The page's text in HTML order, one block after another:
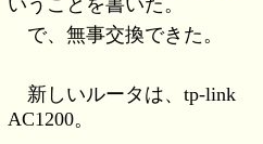
で、無事交換できた。
新しいルータは、tp-link
AC1200。